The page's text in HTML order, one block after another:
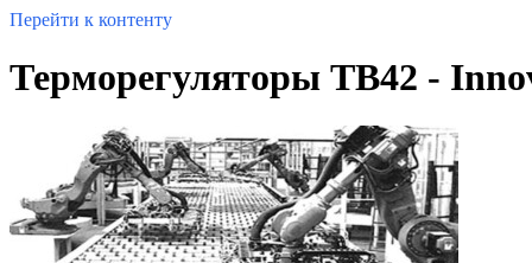
Перейти к контенту
Терморегуляторы TB42 -